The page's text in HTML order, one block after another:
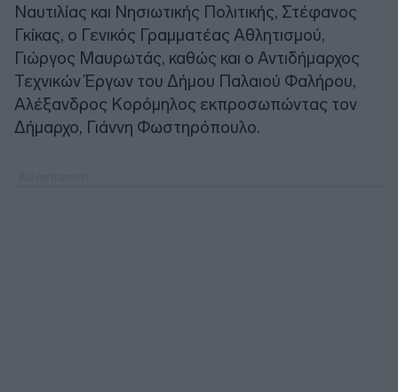
Ναυτιλίας και Νησιωτικής Πολιτικής, Στέφανος
Γκίκας, ο Γενικός Γραμματέας Αθλητισμού,
Γιώργος Μαυρωτάς, καθώς και ο Αντιδήμαρχος
Τεχνικών Έργων του Δήμου Παλαιού Φαλήρου,
Αλέξανδρος Κορόμηλος εκπροσωπώντας τον
Δήμαρχο, Γιάννη Φωστηρόπουλο.